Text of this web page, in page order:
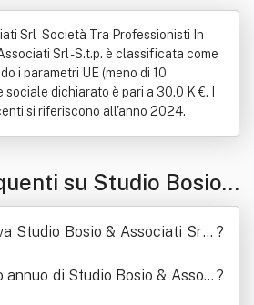
Srl - Società Tra Professionisti In
Srl - S.t.p. è classificata come
i parametri UE (meno di 10
dichiarato è pari a 30.0 K €. I
si riferiscono all'anno 2024.
su Studio Bosio
- Società Tra Professi
Bosio & Associ
Studio Bosio & Associati Srl - ?
di Studio Bosio & Associ ?